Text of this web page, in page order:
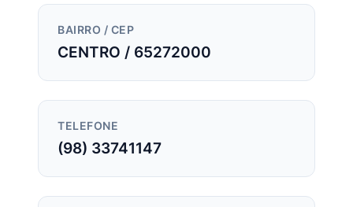
BAIRRO / CEP
CENTRO / 65272000
TELEFONE
(98) 33741147